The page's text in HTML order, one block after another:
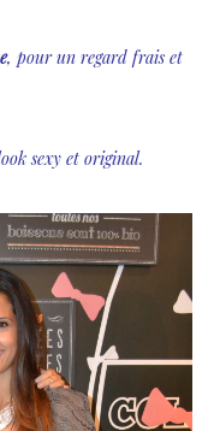
, pour un regard frais et
sexy et original.